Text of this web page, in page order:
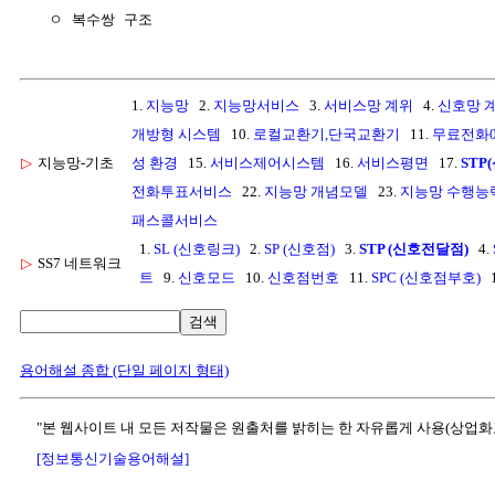
  ㅇ 복수쌍 구조
▷ 지능망-기초
1. 지능망 2. 지능망서비스 3. 서비스망 계위 4. 신호망
개방형 시스템
10. 로컬교환기,단국교환기 11. 무료전화
성 환경
15. 서비스제어시스템 16. 서비스평면 17.
전화투표서비스 22. 지능망 개념모델 23. 지능망 수행능
패스콜서비스
▷ SS7 네트워크
1. SL (신호링크) 2. SP (신호점) 3. STP (신호전달점) 4.
트
9. 신호모드 10. 신호점번호 11. SPC (신호점부호)
검색
용어해설 종합 (단일 페이지 형태)
"본 웹사이트 내 모든 저작물은 원출처를 밝히는 한 자유롭게 사용(상업
[정보통신기술용어해설]